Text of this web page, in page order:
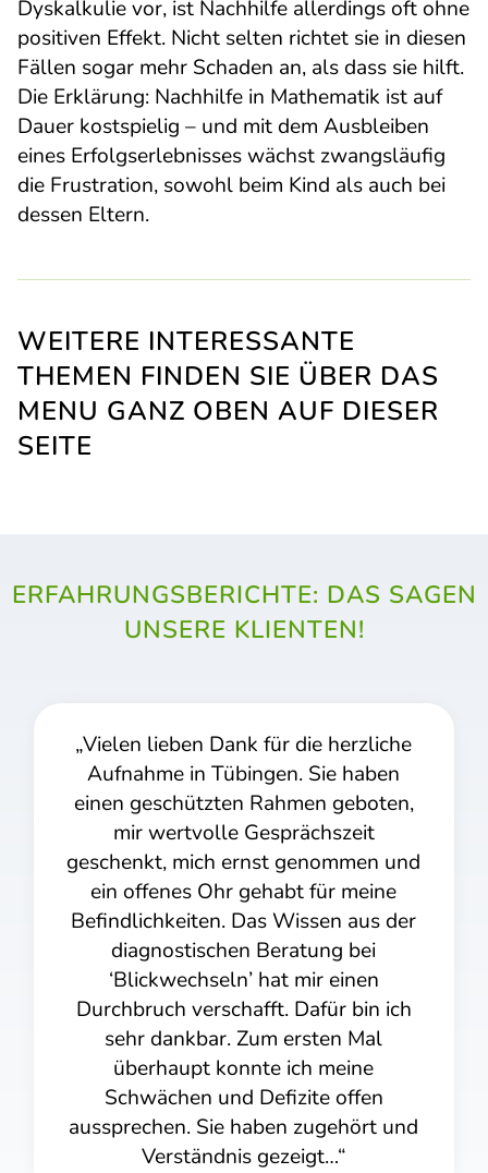
Dyskalkulie vor, ist Nachhilfe allerdings oft ohne
positiven Effekt. Nicht selten richtet sie in diesen
Fällen sogar mehr Schaden an, als dass sie hilft.
Die Erklärung: Nachhilfe in Mathematik ist auf
Dauer kostspielig – und mit dem Ausbleiben
eines Erfolgserlebnisses wächst zwangsläufig
die Frustration, sowohl beim Kind als auch bei
dessen Eltern.
WEITERE INTERESSANTE
THEMEN FINDEN SIE ÜBER DAS
MENU GANZ OBEN AUF DIESER
SEITE
ERFAHRUNGSBERICHTE: DAS SAGEN
UNSERE KLIENTEN!
Dank für die herzliche
in Tübingen. Sie haben
Rahmen geboten,
Gesprächszeit
ernst genommen und
Ohr gehabt für meine
Das Wissen aus der
Beratung bei
hat mir einen
verschafft. Dafür bin ich
Zum ersten Mal
konnte ich meine
und Defizite offen
Sie haben zugehört und
gezeigt…“
„… Frau
gearbeitet.
Eltern
gegeben,
unsere
(Diese
heute noch
Frau Haller
In der